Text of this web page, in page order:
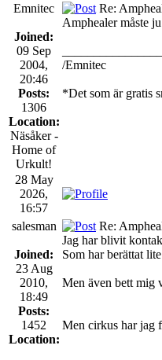
Emnitec
Joined:
09 Sep
2004,
20:46
Posts:
1306
Location:
Näsåker -
Home of
Urkult!
Re:
Amphealer måste
/Emnitec
*Det som är gratis
28 May
2026,
16:57
salesman
Joined:
23 Aug
2010,
18:49
Posts:
1452
Location:
Re:
Jag har blivit
Som har berättat
Men även bett mig
Men cirkus har jag